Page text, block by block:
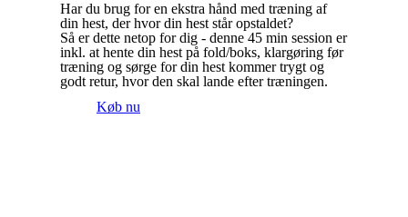
Har du brug for en ekstra hånd med træning af
din hest, der hvor din hest står opstaldet?
Så er dette netop for dig - denne 45 min session er
inkl. at hente din hest på fold/boks, klargøring før
træning og sørge for din hest kommer trygt og
godt retur, hvor den skal lande efter træningen.
Køb nu